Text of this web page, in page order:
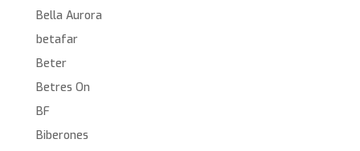
Bella Aurora
betafar
Beter
Betres On
BF
Biberones